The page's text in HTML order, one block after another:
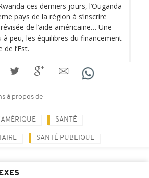
ces derniers jours, l’Ouganda
pays de la région à s’inscrire
de l’aide américaine… Une
à peu, les équilibres du financement
l’Est.
à propos de
SANTÉ
SANTÉ PUBLIQUE